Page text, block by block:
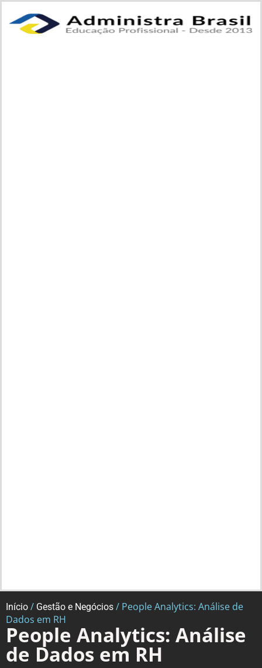
Início / Gestão e Negócios / People Analytics: Análise de
Dados em RH
People Analytics: Análise
de Dados em RH